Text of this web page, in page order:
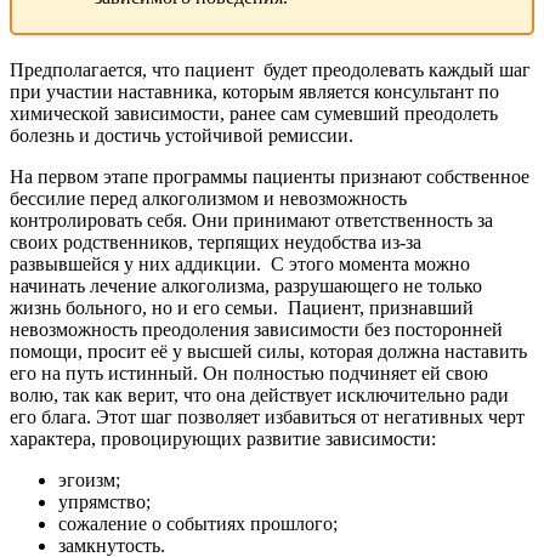
Предполагается, что пациент будет преодолевать каждый шаг
при участии наставника, которым является консультант по
химической зависимости, ранее сам сумевший преодолеть
болезнь и достичь устойчивой ремиссии.
На первом этапе программы пациенты признают собственное
бессилие перед алкоголизмом и невозможность
контролировать себя. Они принимают ответственность за
своих родственников, терпящих неудобства из-за
развывшейся у них аддикции. С этого момента можно
начинать лечение алкоголизма, разрушающего не только
жизнь больного, но и его семьи. Пациент, признавший
невозможность преодоления зависимости без посторонней
помощи, просит её у высшей силы, которая должна наставить
его на путь истинный. Он полностью подчиняет ей свою
волю, так как верит, что она действует исключительно ради
его блага. Этот шаг позволяет избавиться от негативных черт
характера, провоцирующих развитие зависимости:
эгоизм;
упрямство;
сожаление о событиях прошлого;
замкнутость.